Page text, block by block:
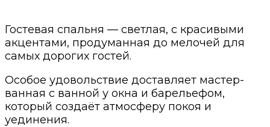
Гостевая спальня — светлая, с красивыми
акцентами, продуманная до мелочей для
самых дорогих гостей.
Особое удовольствие доставляет мастер-
ванная с ванной у окна и барельефом,
который создаёт атмосферу покоя и
уединения.